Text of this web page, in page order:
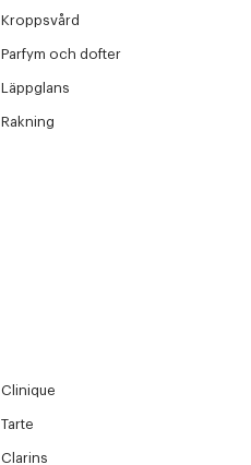
Kroppsvård
Parfym och dofter
Läppglans
Rakning
Clinique
Tarte
Clarins